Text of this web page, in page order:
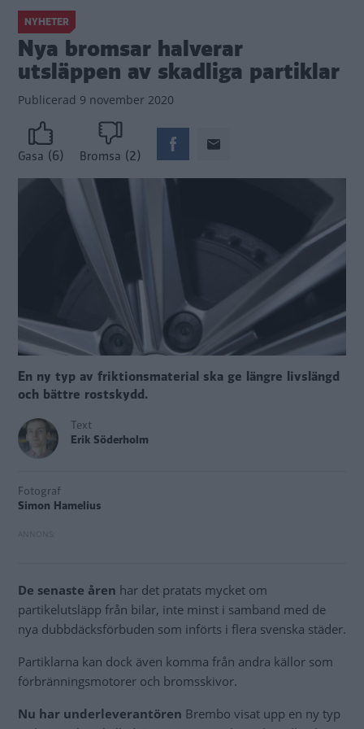
NYHETER
Nya bromsar halverar
utsläppen av skadliga partiklar
Publicerad 9 november 2020
Gasa (6) Bromsa (2)
En ny typ av friktionsmaterial ska ge längre livslängd
och bättre rostskydd.
Text
Erik Söderholm
Fotograf
Simon Hamelius
De senaste åren har det pratats mycket om
partikelutsläpp från bilar, inte minst i samband med de
nya dubbdäcksförbuden som införts i flera svenska städer.
Partiklarna kan dock även komma från andra källor som
förbränningsmotorer och bromsskivor.
Nu har underleverantören Brembo visat upp en ny typ